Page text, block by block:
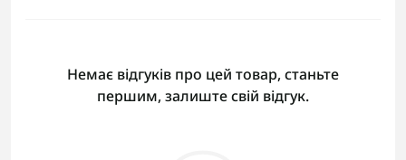
Немає відгуків про цей товар, станьте
першим, залиште свій відгук.